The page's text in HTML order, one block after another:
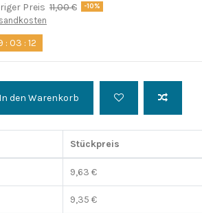
Preis 11,00 € -10%
: 03 :11
In den Warenkorb
Stückpreis
9,63 €
9,35 €